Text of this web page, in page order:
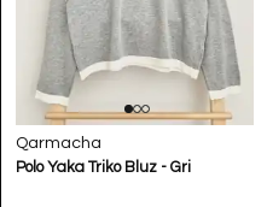
Qarmacha
Polo Yaka Triko Bluz - Gri